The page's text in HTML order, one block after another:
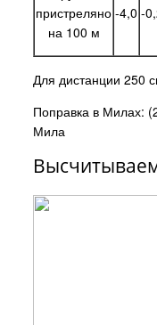
пристреляно
на 100 м
-4,0 -
Для дистанции 250
Поправка в Милах:
Мила